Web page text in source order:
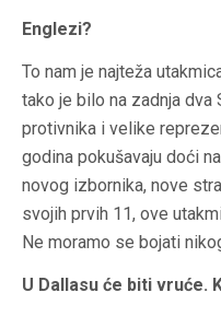
Englezi?
To nam je najteža
tako je bilo na zadnja dva
protivnika i velike
godina pokušavaju doći
novog izbornika, nove
svojih prvih 11, ove
Ne moramo se bojati
U Dallasu će biti vruće.